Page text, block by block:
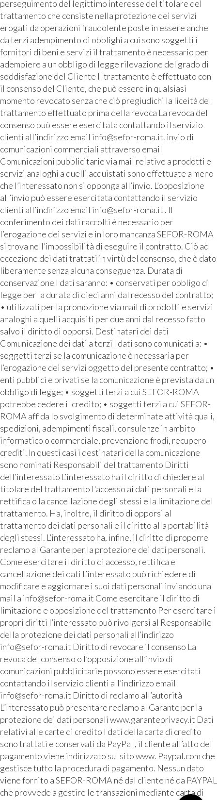
perseguimento del legittimo interesse del titolare del
trattamento che consiste nella protezione dei servizi
erogati da operazioni fraudolente poste in essere anche
da terzi adempimento di obblighi a cui sono soggetti i
fornitori di beni e servizi il trattamento è necessario per
adempiere a un obbligo di legge rilevazione del grado di
soddisfazione del Cliente Il trattamento è effettuato con
il consenso del Cliente, che può essere in qualsiasi
momento revocato senza che ciò pregiudichi la liceità del
trattamento effettuato prima della revoca La revoca del
consenso può essere esercitata contattando il servizio
clienti all’indirizzo email info@sefor-roma.it. invio di
comunicazioni commerciali attraverso email
Comunicazioni pubblicitarie via mail relative a prodotti e
servizi analoghi a quelli acquistati sono effettuate a meno
che l’interessato non si opponga all’invio. L’opposizione
all’invio può essere esercitata contattando il servizio
clienti all’indirizzo email info@sefor-roma.it . Il
conferimento dei dati raccolti è necessario per
l’erogazione dei servizi e in loro mancanza SEFOR-ROMA
si trova nell’impossibilità di eseguire il contratto. Ciò ad
eccezione dei dati trattati in virtù del consenso, che è dato
liberamente senza alcuna conseguenza. Durata di
conservazione I dati saranno: • conservati per obbligo di
legge per la durata di dieci anni dal recesso del contratto;
• utilizzati per la promozione via mail di prodotti e servizi
analoghi a quelli acquisiti per due anni dal recesso fatto
salvo il diritto di opporsi. Destinatari dei dati
Comunicazione dei dati a terzi I dati sono comunicati a: •
soggetti terzi se la comunicazione è necessaria per
l’erogazione dei servizi oggetto del presente contratto; •
enti pubblici e privati se la comunicazione è prevista da un
obbligo di legge; • soggetti terzi a cui SEFOR-ROMA
potrebbe cedere il credito; • soggetti terzi a cui SEFOR-
ROMA affida lo svolgimento di determinate attività quali,
spedizioni, adempimenti fiscali, consulenze in ambito
informatico o commerciale, prevenzione frodi, recupero
crediti. In questi casi i destinatari della comunicazione
sono nominati Responsabili del trattamento Diritti
dell’interessato L’interessato ha il diritto di chiedere al
titolare del trattamento l'accesso ai dati personali e la
rettifica o la cancellazione degli stessi e la limitazione del
trattamento. Ha, inoltre, il diritto di opporsi al
trattamento dei dati personali e il diritto alla portabilità
degli stessi. L’interessato ha, infine, il diritto di proporre
reclamo al Garante per la protezione dei dati personali.
Come esercitare il diritto di accesso, rettifica e
cancellazione dei dati L’interessato può richiedere di
modificare e aggiornare i suoi dati personali inviando una
mail a info@sefor-roma.it Come esercitare il diritto di
limitazione e opposizione del trattamento Per esercitare i
propri diritti l’interessato può rivolgersi al Responsabile
della protezione dei dati personali all’indirizzo
info@sefor-roma.it Diritto di revocare il consenso La
revoca del consenso o l’opposizione all’invio di
comunicazioni pubblicitarie possono essere esercitati
contattando il servizio clienti all’indirizzo email
info@sefor-roma.it Diritto di reclamo all’autorità
L’interessato può presentare reclamo al Garante per la
protezione dei dati personali www.garanteprivacy.it Dati
relativi alle carte di credito I dati della carta di credito
sono trattati e conservati da PayPal , il cliente all’atto del
pagamento viene indirizzato sul sito www. Paypal.com che
gestisce tutto la procedura di pagamento. Nessun dato
viene fornito a SEFOR-ROMA né dal cliente né da PAYPAL
che provvede a gestire le transazioni mediante carta di